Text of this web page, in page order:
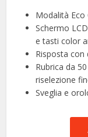
Modalità Eco
Schermo
e tasti color
Risposta con
Rubrica da
riselezione
Sveglia e